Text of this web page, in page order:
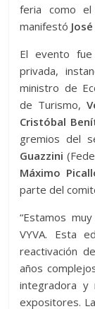
feria como el
manifestó
El evento fue
privada,
ministro de
de Turismo,
Cristóbal
gremios del
Guazzini
Máximo
parte del
“Estamos
VYVA. Esta
reactivación
años
integradora y
expositores.